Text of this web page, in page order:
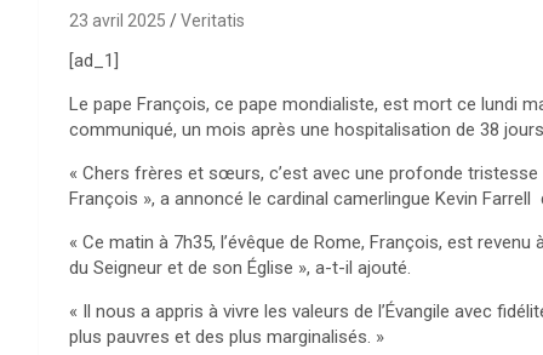
23 avril 2025 Veritatis
[ad_1]
Le pape François, ce pape mondialiste, est mort ce lundi
communiqué, un mois après une hospitalisation de 38
« Chers frères et sœurs, c’est avec une profonde
François », a annoncé le cardinal camerlingue Kevin
« Ce matin à 7h35, l’évêque de Rome, François, est
du Seigneur et de son Église », a-t-il ajouté.
« Il nous a appris à vivre les valeurs de l’Évangile avec
plus pauvres et des plus marginalisés. »